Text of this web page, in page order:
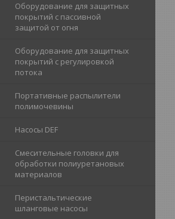
Оборудование для защитных
покрытий с пассивной
защитой от огня
Оборудование для защитных
покрытий с регулировкой
потока
Портативные распылители
полимочевины
Насосы DEF
Смесительные головки для
обработки полиуретановых
материалов
Перистальтические
шланговые насосы